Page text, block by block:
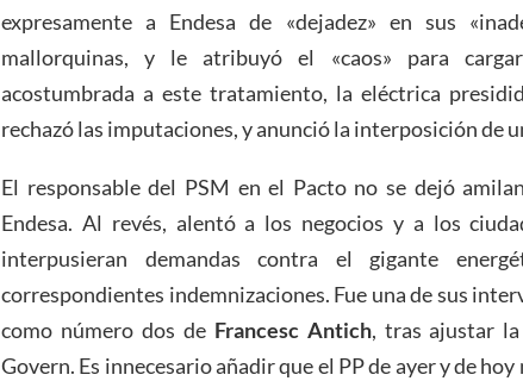
expresamente a Endesa de «dejadez» en sus
mallorquinas, y le atribuyó el «caos» para
acostumbrada a este tratamiento, la eléctrica
rechazó las imputaciones, y anunció la interposición de
El responsable del PSM en el Pacto no se dejó
Endesa. Al revés, alentó a los negocios y a los
interpusieran demandas contra el gigante
correspondientes indemnizaciones. Fue una de sus
como número dos de Francesc Antich, tras ajustar
Govern. Es innecesario añadir que el PP de ayer y de